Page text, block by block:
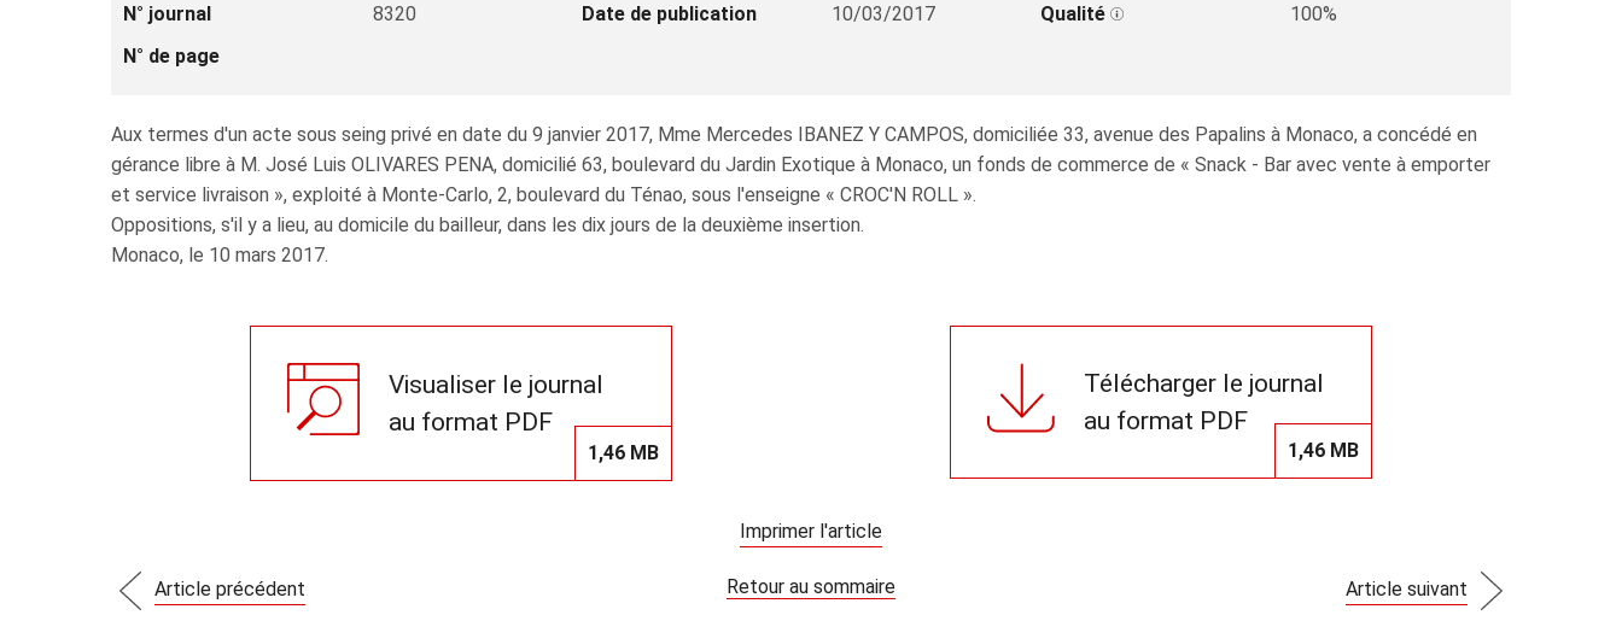
N° journal 8320 Date de publication 10/03/2017 Qualité
100%
N° de page
Aux termes d'un acte sous seing privé en date du 9 janvier 2017, Mme Mercedes IBANEZ Y CAMPOS, domiciliée 33, avenue des Papalins à Monaco, a concédé en
gérance libre à M. José Luis OLIVARES PENA, domicilié 63, boulevard du Jardin Exotique à Monaco, un fonds de commerce de « Snack - Bar avec vente à emporter
et service livraison », exploité à Monte-Carlo, 2, boulevard du Ténao, sous l'enseigne « CROC'N ROLL ».
Oppositions, s'il y a lieu, au domicile du bailleur, dans les dix jours de la deuxième insertion.
Monaco, le 10 mars 2017.
Visualiser le journal
au format PDF
1,46 MB
Télécharger le journal
au format PDF
1,46 MB
Imprimer l'article
Article précédent Retour au sommaire Article suivant